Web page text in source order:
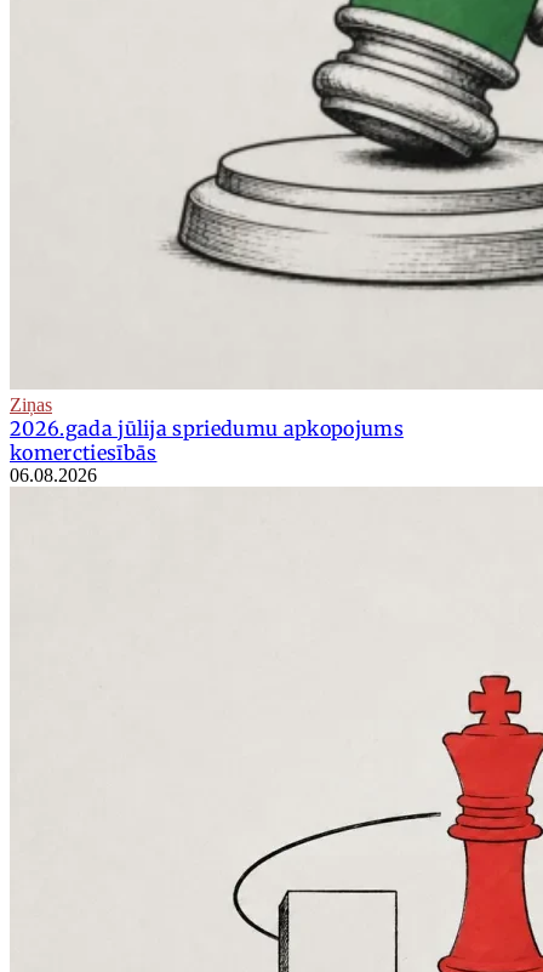
Ziņas
2026.gada jūlija spriedumu apkopojums
komerctiesībās
06.08.2026